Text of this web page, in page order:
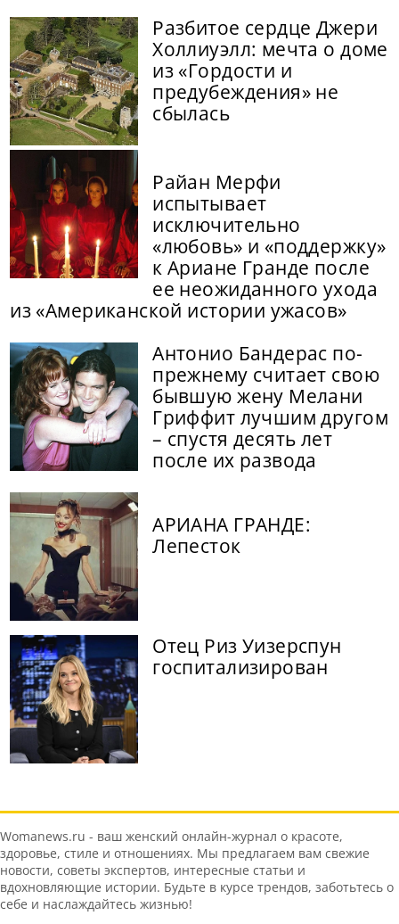
Разбитое сердце Джери
Холлиуэлл: мечта о доме
из «Гордости и
предубеждения» не
сбылась
Райан Мерфи
испытывает
исключительно
«любовь» и «поддержку»
к Ариане Гранде после
ее неожиданного ухода
из «Американской истории ужасов»
Антонио Бандерас по-
прежнему считает свою
бывшую жену Мелани
Гриффит лучшим другом
– спустя десять лет
после их развода
АРИАНА ГРАНДЕ:
Лепесток
Отец Риз Уизерспун
госпитализирован
Womanews.ru - ваш женский онлайн-журнал о красоте,
здоровье, стиле и отношениях. Мы предлагаем вам свежие
новости, советы экспертов, интересные статьи и
вдохновляющие истории. Будьте в курсе трендов, заботьтесь о
себе и наслаждайтесь жизнью!